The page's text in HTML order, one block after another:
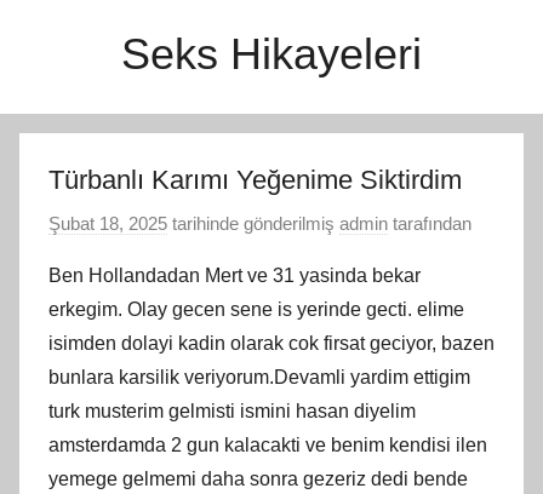
Seks Hikayeleri
Türbanlı Karımı Yeğenime Siktirdim
Şubat 18, 2025 tarihinde gönderilmiş admin tarafından
Ben Hollandadan Mert ve 31 yasinda bekar
erkegim. Olay gecen sene is yerinde gecti. elime
isimden dolayi kadin olarak cok firsat geciyor, bazen
bunlara karsilik veriyorum.Devamli yardim ettigim
turk musterim gelmisti ismini hasan diyelim
amsterdamda 2 gun kalacakti ve benim kendisi ilen
yemege gelmemi daha sonra gezeriz dedi bende